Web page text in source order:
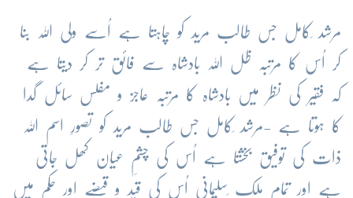
مرشد ِکامل جس طالب مرید کو چاہتا ہے اُسے ولی اللہ بنا
کر اُس کا مرتبہ ظل اللہ بادشاہ سے فائق تر کر دیتا ہے
کہ فقیر کی نظر میں بادشاہ کا مرتبہ عاجز و مفلس سائل گدا
کا ہوتا ہے -مرشد ِکامل جس طالب مرید کو تصورِ اسم اللہ
ذات کی توفیق بخشتا ہے اُس کی چشمِ عیان کھل جاتی
ہے اور تمام ملک ِسلیمانی اُس کی قید و قبضے اور حکم میں